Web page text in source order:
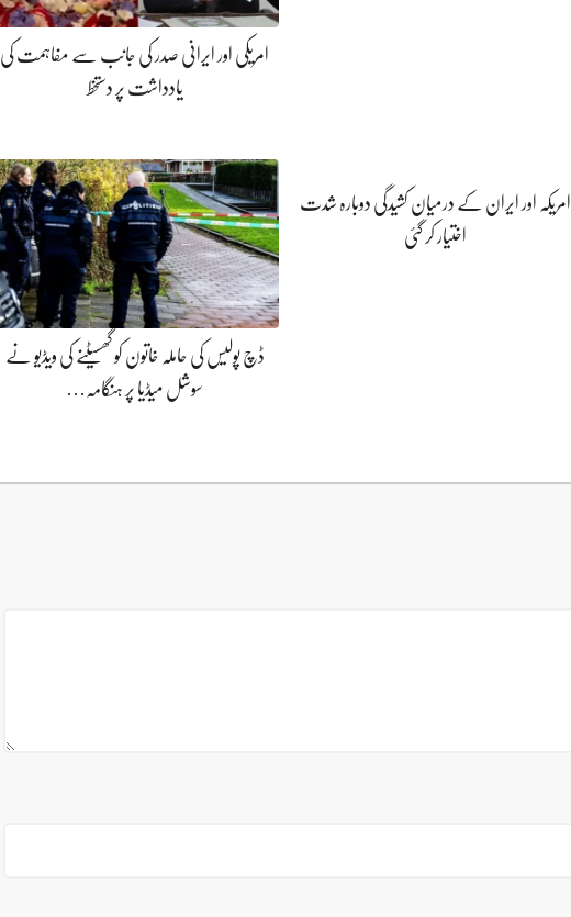
امریکی اور ایرانی صدر کی جانب سے مفاہمت کی
یادداشت پر دستخط
امریکہ اور ایران کے درمیان کشیدگی دوبارہ شدت
اختیار کر گئی
ڈچ پولیس کی حاملہ خاتون کو گھسیٹنے کی ویڈیو نے
سوشل میڈیا پر ہنگامہ…